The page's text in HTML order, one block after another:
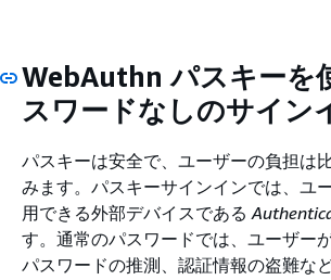
WebAuthn パスキーを
スワードなしのサイン
パスキーは安全で、ユーザーの負担は
みます。パスキーサインインでは、ユ
用できる外部デバイスである
す。通常のパスワードでは、ユーザー
パスワードの推測、認証情報の盗難な